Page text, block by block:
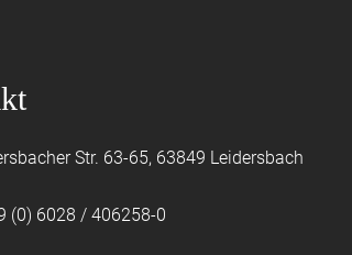
Str. 63-65, 63849 Leidersbach
(0) 6028 / 406258-0